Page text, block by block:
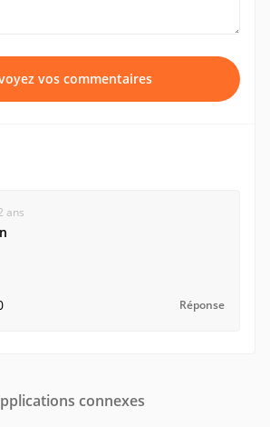
vos commentaires
ans
Réponse
connexes